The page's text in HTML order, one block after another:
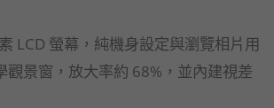
LCD 螢幕，純機身設定與瀏覽相片用
觀景窗，放大率約 68%，並內建視差